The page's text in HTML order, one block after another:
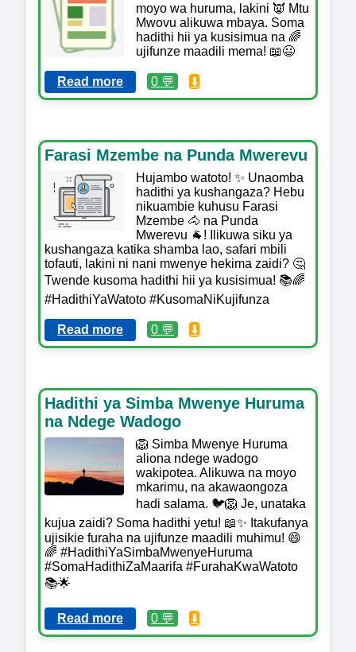
moyo wa huruma, lakini 👿 Mtu
Mwovu alikuwa mbaya. Soma
hadithi hii ya kusisimua na 🌈
ujifunze maadili mema! 📖😃
Read more 0 💬 ⬇️
Farasi Mzembe na Punda Mwerevu
Hujambo watoto! ✨ Unaomba
hadithi ya kushangaza? Hebu
nikuambie kuhusu Farasi
Mzembe 🐴 na Punda
Mwerevu 🐐! Ilikuwa siku ya
kushangaza katika shamba lao, safari mbili
tofauti, lakini ni nani mwenye hekima zaidi? 🤔
Twende kusoma hadithi hii ya kusisimua! 📚🌈
#HadithiYaWatoto #KusomaNiKujifunza
Read more 0 💬 ⬇️
Hadithi ya Simba Mwenye Huruma
na Ndege Wadogo
🦁 Simba Mwenye Huruma
aliona ndege wadogo
wakipotea. Alikuwa na moyo
mkarimu, na akawaongoza
hadi salama. 🐦🦁 Je, unataka
kujua zaidi? Soma hadithi yetu! 📖✨ Itakufanya
ujisikie furaha na ujifunze maadili muhimu! 😄
🌈 #HadithiYaSimbaMwenyeHuruma
#SomaHadithiZaMaarifa #FurahaKwaWatoto
📚🌟
Read more 0 💬 ⬇️